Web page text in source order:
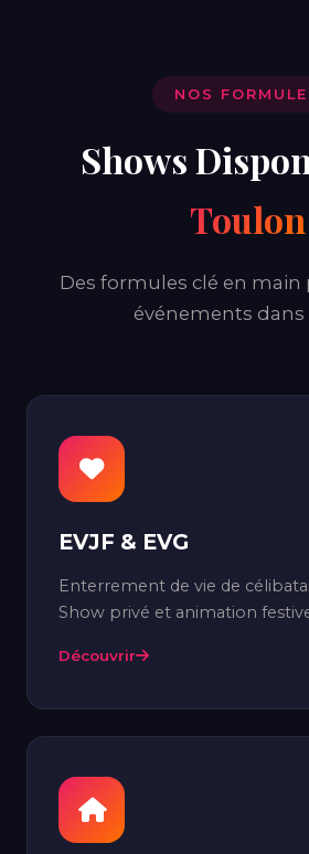
NOS
Shows
Toulon
Des formules clé en main
événements dans
EVJF & EVG
Enterrement de vie de
Show privé et animation
Découvrir